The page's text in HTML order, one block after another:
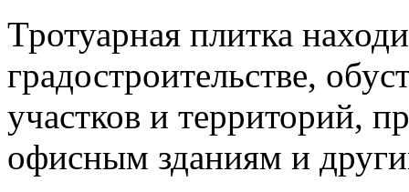
Тротуарная плитка
градостроительстве,
участков и территорий,
офисным зданиям и